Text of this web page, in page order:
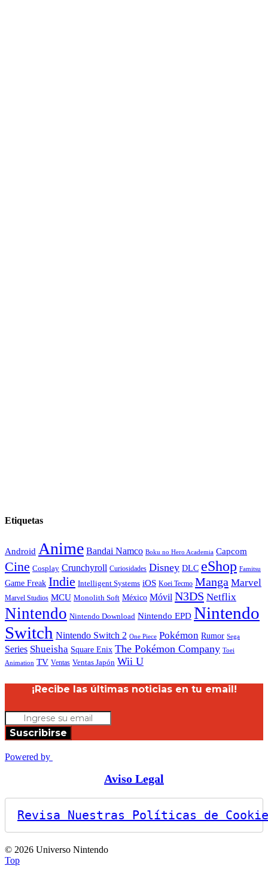
Etiquetas
Android Anime Bandai Namco Boku no Hero Academia Capcom
Cine Cosplay Crunchyroll Curiosidades Disney DLC eShop Famitsu
Game Freak Indie Intelligent Systems iOS Koei Tecmo Manga Marvel
Marvel Studios MCU Monolith Soft México Móvil N3DS Netflix
Nintendo Nintendo Download Nintendo EPD Nintendo
Switch Nintendo Switch 2 One Piece Pokémon Rumor Sega
Series Shueisha Square Enix The Pokémon Company Toei
Animation TV Ventas Ventas Japón Wii U
¡Recibe las últimas noticias en tu email!
Suscribirse
Powered by
Aviso Legal
Revisa Nuestras Políticas de
© 2026 Universo Nintendo
Top